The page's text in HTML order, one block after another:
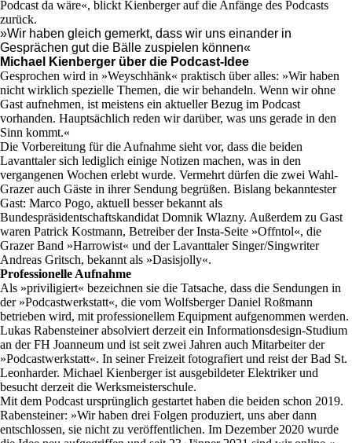
Podcast da wäre«, blickt Kienberger auf die Anfänge des Podcasts
zurück.
»Wir haben gleich gemerkt, dass wir uns einander in
Gesprächen gut die Bälle zuspielen können«
Michael Kienberger über die Podcast-Idee
Gesprochen wird in »Weyschhänk« praktisch über alles: »Wir haben
nicht wirklich spezielle Themen, die wir behandeln. Wenn wir ohne
Gast aufnehmen, ist meistens ein aktueller Bezug im Podcast
vorhanden. Hauptsächlich reden wir darüber, was uns gerade in den
Sinn kommt.«
Die Vorbereitung für die Aufnahme sieht vor, dass die beiden
Lavanttaler sich lediglich einige Notizen machen, was in den
vergangenen Wochen erlebt wurde. Vermehrt dürfen die zwei Wahl-
Grazer auch Gäste in ihrer Sendung begrüßen. Bislang bekanntester
Gast: Marco Pogo, aktuell besser bekannt als
Bundespräsidentschaftskandidat Domnik Wlazny. Außerdem zu Gast
waren Patrick Kostmann, Betreiber der Insta-Seite »Offntol«, die
Grazer Band »Harrowist« und der Lavanttaler Singer/Singwriter
Andreas Gritsch, bekannt als »Dasisjolly«.
Professionelle Aufnahme
Als »priviligiert« bezeichnen sie die Tatsache, dass die Sendungen in
der »Podcastwerkstatt«, die vom Wolfsberger Daniel Roßmann
betrieben wird, mit professionellem Equipment aufgenommen werden.
Lukas Rabensteiner absolviert derzeit ein Informationsdesign-Studium
an der FH Joanneum und ist seit zwei Jahren auch Mitarbeiter der
»Podcastwerkstatt«. In seiner Freizeit fotografiert und reist der Bad St.
Leonharder. Michael Kienberger ist ausgebildeter Elektriker und
besucht derzeit die Werksmeisterschule.
Mit dem Podcast ursprünglich gestartet haben die beiden schon 2019.
Rabensteiner: »Wir haben drei Folgen produziert, uns aber dann
entschlossen, sie nicht zu veröffentlichen. Im Dezember 2020 wurde